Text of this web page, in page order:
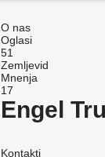
O nas
Oglasi
51
Zemljevid
Mnenja
17
Engel
Kontakti